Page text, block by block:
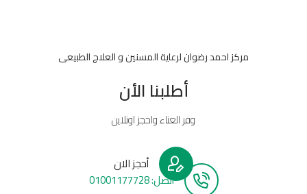
مركز احمد رضوان لرعاية المسنين و العلاج الطبيعى
أطلبنا الأن
وفر العناء واحجز اونلاين
أحجز الان
أتصل: 01001177728